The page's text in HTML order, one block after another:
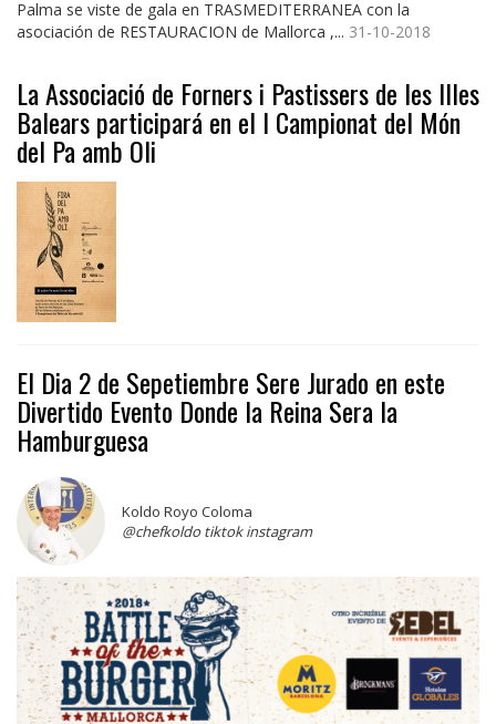
Palma se viste de gala en TRASMEDITERRANEA con la
asociación de RESTAURACION de Mallorca ,... 31-10-2018
La Associació de Forners i Pastissers de les Illes
Balears participará en el I Campionat del Món
del Pa amb Oli
El Dia 2 de Sepetiembre Sere Jurado en este
Divertido Evento Donde la Reina Sera la
Hamburguesa
Koldo Royo Coloma
@chefkoldo tiktok instagram